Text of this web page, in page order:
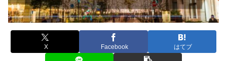
X Facebook はてブ